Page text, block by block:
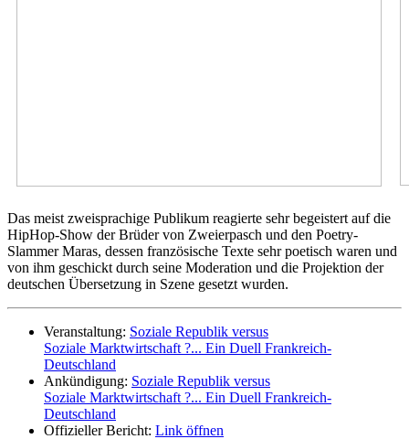
Das meist zweisprachige Publikum reagierte sehr begeistert auf die
HipHop-Show der Brüder von Zweierpasch und den Poetry-
Slammer Maras, dessen französische Texte sehr poetisch waren und
von ihm geschickt durch seine Moderation und die Projektion der
deutschen Übersetzung in Szene gesetzt wurden.
Veranstaltung: Soziale Republik versus
Soziale Marktwirtschaft ?... Ein Duell Frankreich-
Deutschland
Ankündigung: Soziale Republik versus
Soziale Marktwirtschaft ?... Ein Duell Frankreich-
Deutschland
Offizieller Bericht: Link öffnen